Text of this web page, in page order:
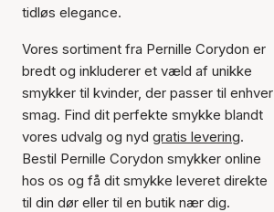
tidløs elegance.
Vores sortiment fra Pernille Corydon er
bredt og inkluderer et væld af unikke
smykker til kvinder, der passer til enhver
smag. Find dit perfekte smykke blandt
vores udvalg og nyd gratis levering.
Bestil Pernille Corydon smykker online
hos os og få dit smykke leveret direkte
til din dør eller til en butik nær dig.